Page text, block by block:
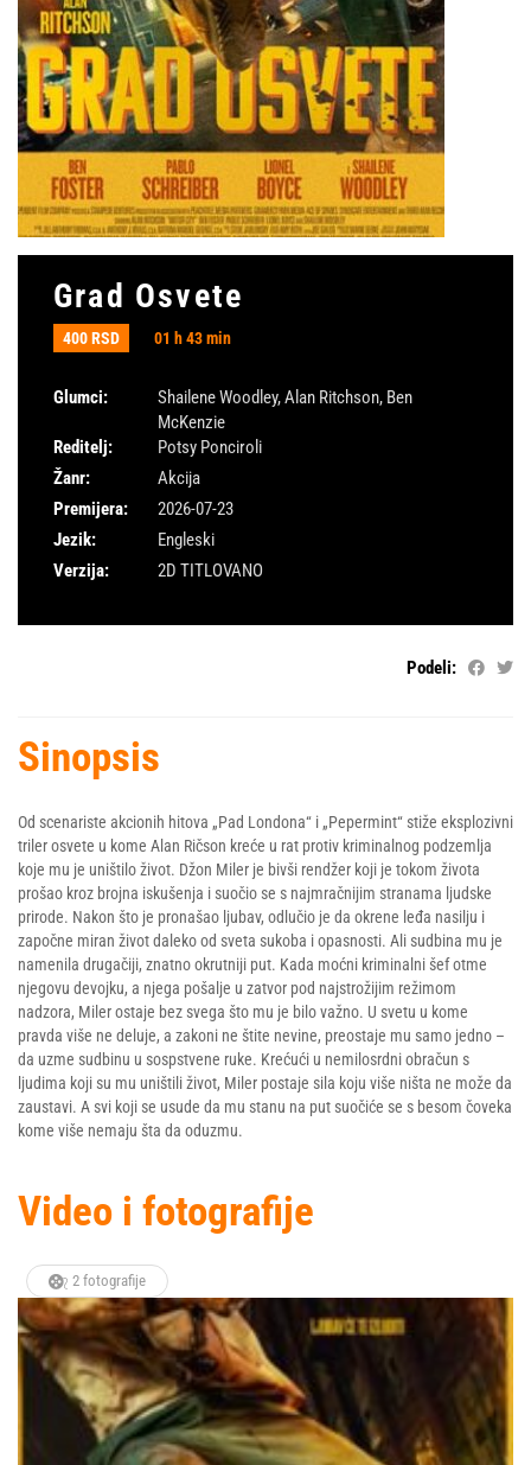
Grad Osvete
400 RSD 01 h 43 min
Glumci: Shailene Woodley,Alan Ritchson, Ben
McKenzie
Reditelj:
Potsy Ponciroli
Žanr:
Akcija
Premijera:
2026-07-23
Jezik:
Engleski
Verzija:
2D TITLOVANO
Podeli:
Sinopsis
Od scenariste akcionih hitova „Pad Londona“ i „Pepermint“ stiže eksplozivni
triler osvete u kome Alan Ričson kreće u rat protiv kriminalnog podzemlja
koje mu je uništilo život. Džon Miler je bivši rendžer koji je tokom života
prošao kroz brojna iskušenja i suočio se s najmračnijim stranama ljudske
prirode. Nakon što je pronašao ljubav, odlučio je da okrene leđa nasilju i
započne miran život daleko od sveta sukoba i opasnosti. Ali sudbina mu je
namenila drugačiji, znatno okrutniji put. Kada moćni kriminalni šef otme
njegovu devojku, a njega pošalje u zatvor pod najstrožijim režimom
nadzora, Miler ostaje bez svega što mu je bilo važno. U svetu u kome
pravda više ne deluje, a zakoni ne štite nevine, preostaje mu samo jedno –
da uzme sudbinu u sospstvene ruke. Krećući u nemilosrdni obračun s
ljudima koji su mu uništili život, Miler postaje sila koju više ništa ne može da
zaustavi. A svi koji se usude da mu stanu na put suočiće se s besom čoveka
kome više nemaju šta da oduzmu.
Video i fotografije
2 fotografije